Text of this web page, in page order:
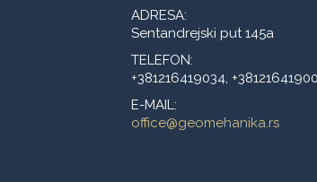
ADRESA:
Sentandrejski put 145a
TELEFON:
+381216419034,
E-MAIL:
office@geomehanika.rs